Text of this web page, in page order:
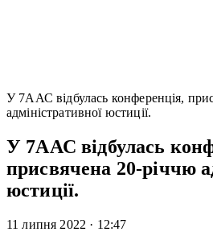
У 7ААС відбулась конференція,
адміністративної юстиції.
У 7ААС відбулась
присвячена 20-річчю
юстиції.
11 липня 2022 · 12:47